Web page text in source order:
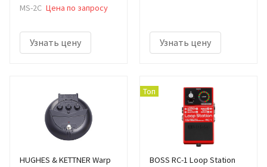
MS-2C Цена по запросу
Узнать цену Узнать цену
HUGHES & KETTNER Warp
Топ
BOSS RC-1 Loop Station